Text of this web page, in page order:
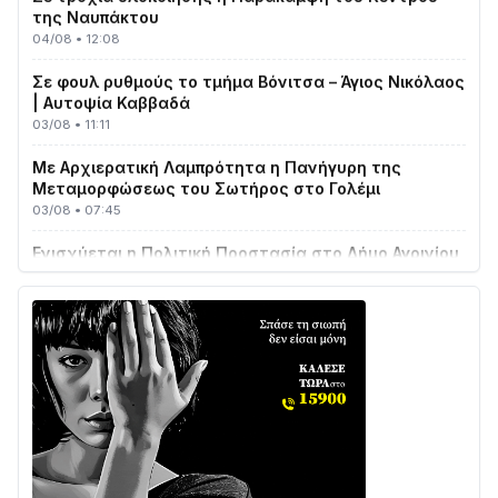
04/08 • 12:08
| Αυτοψία Καββαδά
03/08 • 11:11
Μεταμορφώσεως του Σωτήρος στο Γολέμι
03/08 • 07:45
με δύο νέα υδροφόρα οχήματα
02/08 • 18:26
Διαβάστε την «Ναυπακτία» που κυκλοφορεί
31/07 • 08:16
Δωρίδα για Όλους: «Καμία εκχώρηση των νερών
στην ΕΥΔΑΠ»
28/07 • 21:46
Διαβάστε την «Ναυπακτία» που κυκλοφορεί
24/07 • 11:31